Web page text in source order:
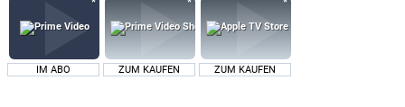
IM ABO ZUM KAUFEN ZUM KAUFEN